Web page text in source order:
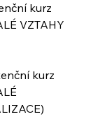
kurz
VZTAHY
kurz